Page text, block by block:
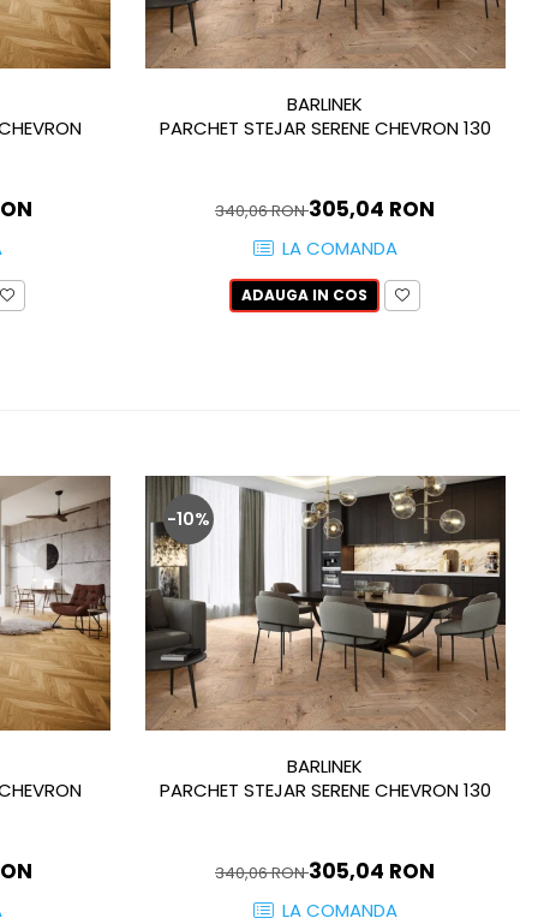
BARLINEK
PARCHET STEJAR SERENE CHEVRON 130
340,06 RON305,04 RON
LA COMANDA
ADAUGA IN COS
-10%
BARLINEK
PARCHET STEJAR SERENE CHEVRON 130
340,06 RON305,04 RON
LA COMANDA